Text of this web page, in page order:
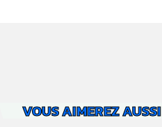
VOUS AIMEREZ AUSSI